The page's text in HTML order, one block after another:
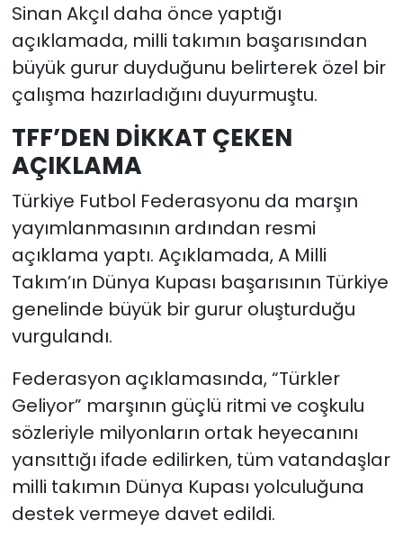
Sinan Akçıl daha önce yaptığı
açıklamada, milli takımın başarısından
büyük gurur duyduğunu belirterek özel bir
çalışma hazırladığını duyurmuştu.
TFF’DEN DİKKAT ÇEKEN
AÇIKLAMA
Türkiye Futbol Federasyonu da marşın
yayımlanmasının ardından resmi
açıklama yaptı. Açıklamada, A Milli
Takım’ın Dünya Kupası başarısının Türkiye
genelinde büyük bir gurur oluşturduğu
vurgulandı.
Federasyon açıklamasında, “Türkler
Geliyor” marşının güçlü ritmi ve coşkulu
sözleriyle milyonların ortak heyecanını
yansıttığı ifade edilirken, tüm vatandaşlar
milli takımın Dünya Kupası yolculuğuna
destek vermeye davet edildi.